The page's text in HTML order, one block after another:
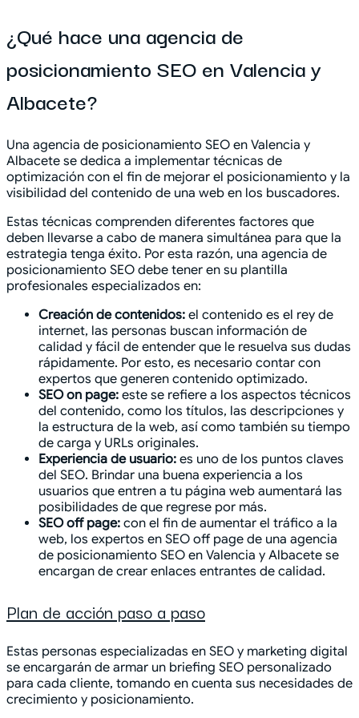
¿Qué hace una agencia de
posicionamiento SEO en Valencia y
Albacete?
Una agencia de posicionamiento SEO en Valencia y
Albacete se dedica a implementar técnicas de
optimización con el fin de mejorar el posicionamiento y la
visibilidad del contenido de una web en los buscadores.
Estas técnicas comprenden diferentes factores que
deben llevarse a cabo de manera simultánea para que la
estrategia tenga éxito. Por esta razón, una agencia de
posicionamiento SEO debe tener en su plantilla
profesionales especializados en:
Creación de contenidos: el contenido es el rey de
internet, las personas buscan información de
calidad y fácil de entender que le resuelva sus dudas
rápidamente. Por esto, es necesario contar con
expertos que generen contenido optimizado.
SEO on page: este se refiere a los aspectos técnicos
del contenido, como los títulos, las descripciones y
la estructura de la web, así como también su tiempo
de carga y URLs originales.
Experiencia de usuario: es uno de los puntos claves
del SEO. Brindar una buena experiencia a los
usuarios que entren a tu página web aumentará las
posibilidades de que regrese por más.
SEO off page: con el fin de aumentar el tráfico a la
web, los expertos en SEO off page de una agencia
de posicionamiento SEO en Valencia y Albacete se
encargan de crear enlaces entrantes de calidad.
Plan de acción paso a paso
Estas personas especializadas en SEO y marketing digital
se encargarán de armar un briefing SEO personalizado
para cada cliente, tomando en cuenta sus necesidades de
crecimiento y posicionamiento.